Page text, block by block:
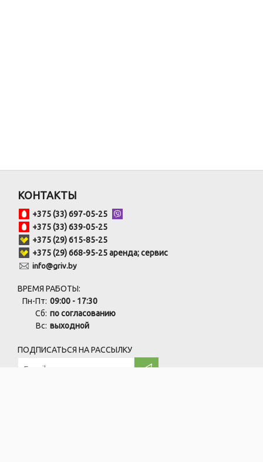
КОНТАКТЫ
+375 (33) 697-05-25
+375 (33) 639-05-25
+375 (29) 615-85-25
+375 (29) 668-95-25 аренда; сервис
info@griv.by
ВРЕМЯ РАБОТЫ:
Пн-Пт: 09:00 - 17:30
Сб: по согласованию
Вс: выходной
ПОДПИСАТЬСЯ НА РАССЫЛКУ